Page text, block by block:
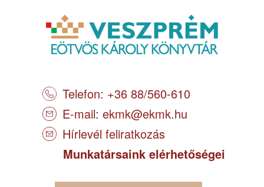
Telefon: +36 88/560-610
E-mail: ekmk@ekmk.hu
Hírlevél feliratkozás
Munkatársaink elérhetőségei